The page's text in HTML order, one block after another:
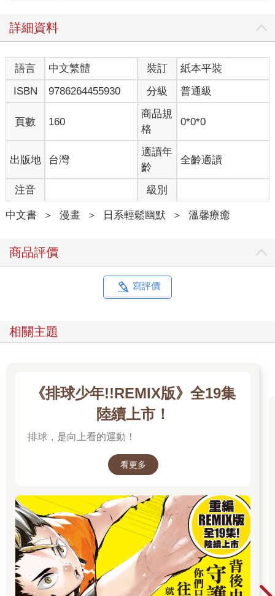
詳細資料
語言 中文繁體 裝訂
紙本平裝
ISBN
9786264455930 分級 普通級
頁數 160
商品規
格
0*0*0
出版地 台灣
適讀年
齡
全齡適讀
注音 級別
中文書 ＞ 漫畫 ＞ 日系輕鬆幽默 ＞ 溫馨療癒
商品評價
寫評價
相關主題
《排球少年!!REMIX版》全19集
陸續上市！
排球，是向上看的運動！
看更多